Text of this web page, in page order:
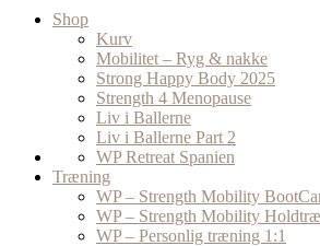
Shop
Kurv
Mobilitet – Ryg & nakke
Strong Happy Body 2025
Strength 4 Menopause
Liv i Ballerne
Liv i Ballerne Part 2
WP Retreat Spanien
Træning
WP – Strength Mobility
WP – Strength Mobility
WP – Personlig træning 1:1